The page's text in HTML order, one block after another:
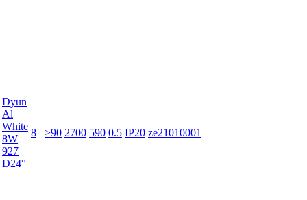
Dyun
Al
White
8W
927
D24°
8 >90 2700 590 0.5 IP20 ze21010001